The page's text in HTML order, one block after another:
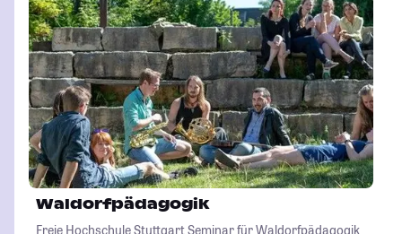
Waldorfpädagogik
Freie Hochschule Stuttgart Seminar für Waldorfpädagogik